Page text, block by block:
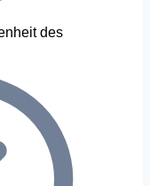
des